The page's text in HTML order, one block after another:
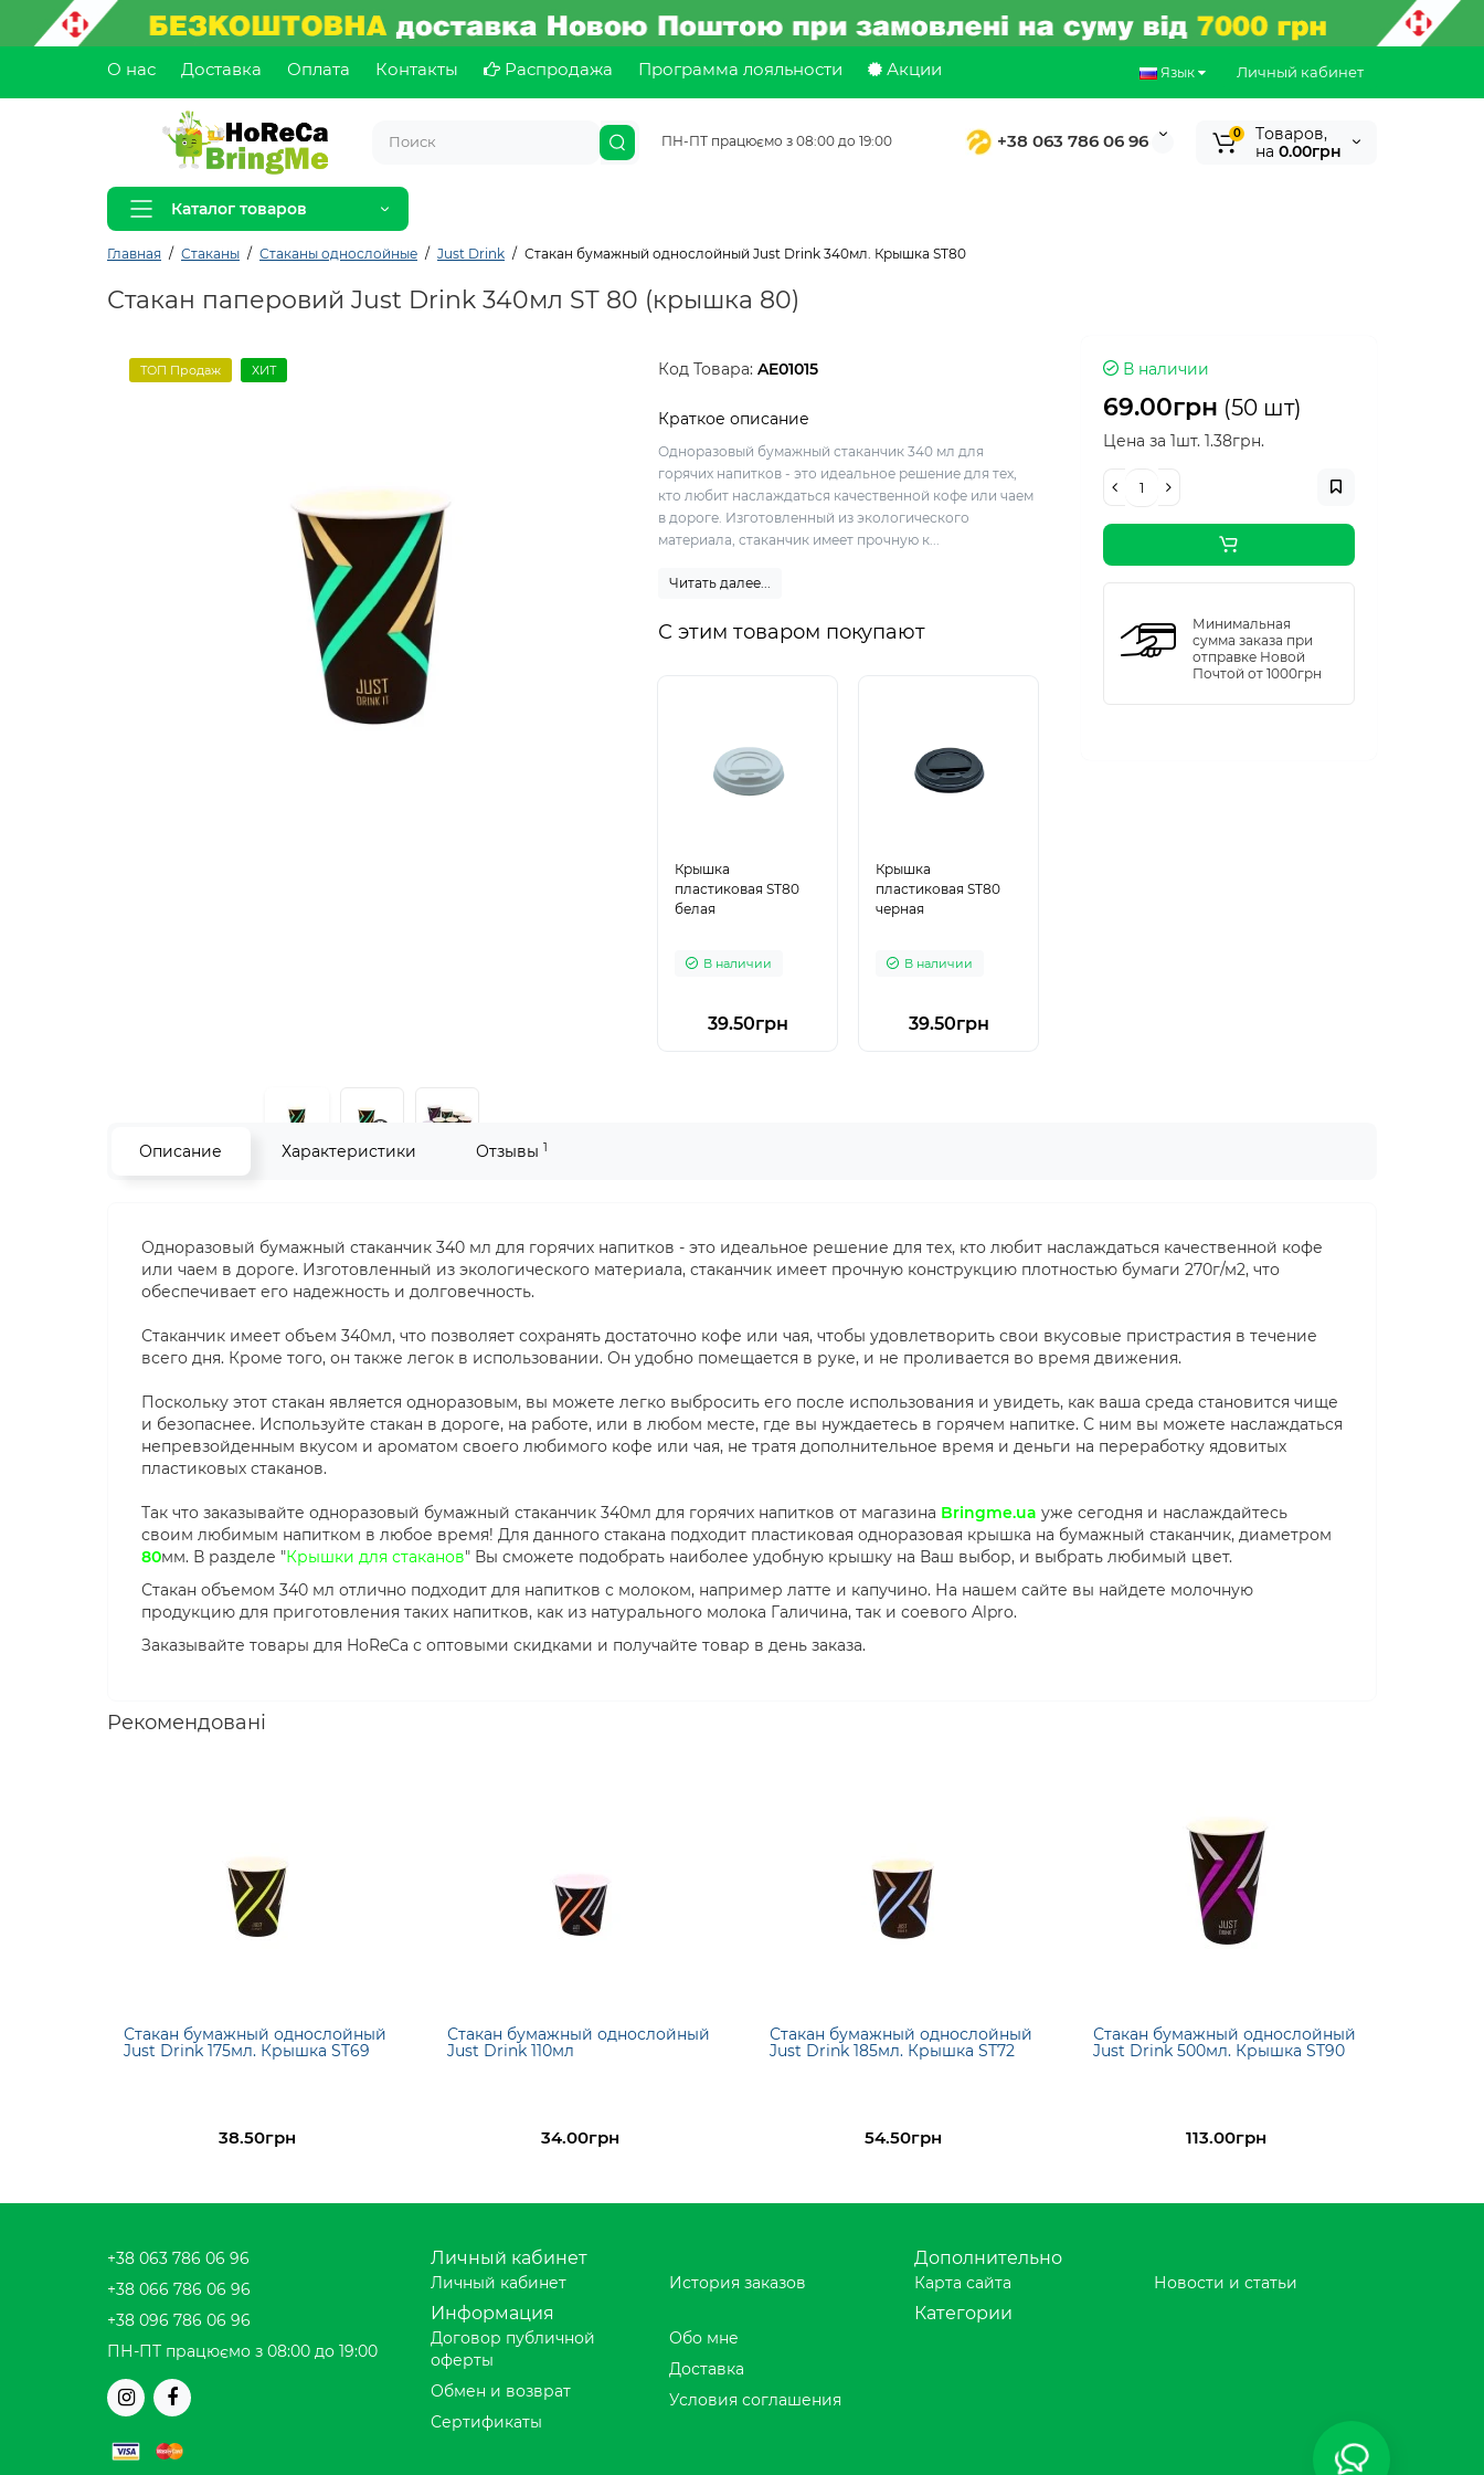
О нас Доставка Оплата Контакты Распродажа Программа лояльности Акции Личный кабинет
Язык
ПН-ПТ працюємо з 08:00 до 19:00 +38 063 786 06 96 0
Tоваров,
на 0.00грн
Каталог товаров
Главная Стаканы Стаканы однослойные Just Drink Стакан бумажный однослойный Just Drink 340мл. Крышка ST80
Стакан паперовий Just Drink 340мл ST 80 (крышка 80)
ТОП Продаж ХИТ Код Товара:AE01015
Краткое описание
Одноразовый бумажный стаканчик 340 мл для
горячих напитков - это идеальное решение для тех,
кто любит наслаждаться качественной кофе или чаем
в дороге. Изготовленный из экологического
материала, стаканчик имеет прочную к...
Читать далее...
С этим товаром покупают
Крышка
пластиковая ST80
белая
В наличии
39.50грн
Крышка
пластиковая ST80
черная
В наличии
39.50грн
В наличии
69.00грн (50 шт)
Цена за 1шт. 1.38грн.
Минимальная
сумма заказа при
отправке Новой
Почтой от 1000грн
Описание Характеристики Отзывы 1
Одноразовый бумажный стаканчик 340 мл для горячих напитков - это идеальное решение для тех, кто любит наслаждаться качественной кофе
или чаем в дороге. Изготовленный из экологического материала, стаканчик имеет прочную конструкцию плотностью бумаги 270г/м2, что
обеспечивает его надежность и долговечность.
Стаканчик имеет объем 340мл, что позволяет сохранять достаточно кофе или чая, чтобы удовлетворить свои вкусовые пристрастия в течение
всего дня. Кроме того, он также легок в использовании. Он удобно помещается в руке, и не проливается во время движения.
Поскольку этот стакан является одноразовым, вы можете легко выбросить его после использования и увидеть, как ваша среда становится чище
и безопаснее. Используйте стакан в дороге, на работе, или в любом месте, где вы нуждаетесь в горячем напитке. С ним вы можете наслаждаться
непревзойденным вкусом и ароматом своего любимого кофе или чая, не тратя дополнительное время и деньги на переработку ядовитых
пластиковых стаканов.
Так что заказывайте одноразовый бумажный стаканчик 340мл для горячих напитков от магазина Bringme.ua уже сегодня и наслаждайтесь
своим любимым напитком в любое время! Для данного стакана подходит пластиковая одноразовая крышка на бумажный стаканчик, диаметром
80мм. В разделе "Крышки для стаканов" Вы сможете подобрать наиболее удобную крышку на Ваш выбор, и выбрать любимый цвет.
Стакан объемом 340 мл отлично подходит для напитков с молоком, например латте и капучино. На нашем сайте вы найдете молочную
продукцию для приготовления таких напитков, как из натурального молока Галичина, так и соевого Alpro.
Заказывайте товары для HoReCa с оптовыми скидками и получайте товар в день заказа.
Рекомендовані
Стакан бумажный однослойный
Just Drink 175мл. Крышка ST69
38.50грн
Стакан бумажный однослойный
Just Drink 110мл
34.00грн
Стакан бумажный однослойный
Just Drink 185мл. Крышка ST72
54.50грн
Стакан бумажный однослойный
Just Drink 500мл. Крышка ST90
113.00грн
+38 063 786 06 96
+38 066 786 06 96
+38 096 786 06 96
ПН-ПТ працюємо з 08:00 до 19:00
Личный кабинет
Личный кабинет История заказов
Дополнительно
Карта сайта Новости и статьи
Информация
Договор публичной
оферты
Обмен и возврат
Сертификаты
Обо мне
Доставка
Условия соглашения
Категории